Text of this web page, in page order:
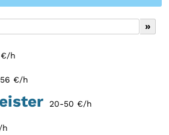
h
€/h
20-50 €/h
h